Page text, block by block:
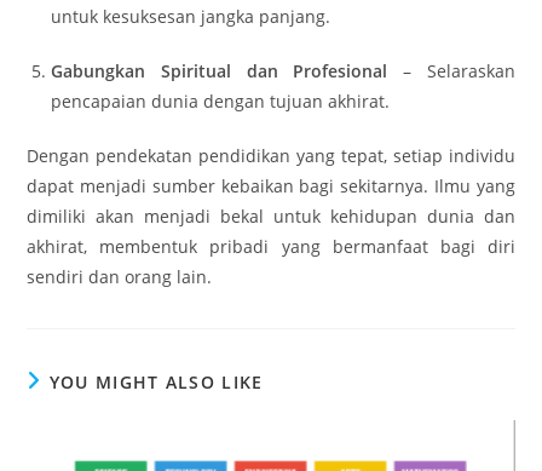
untuk kesuksesan jangka panjang.
Gabungkan Spiritual dan Profesional – Selaraskan
pencapaian dunia dengan tujuan akhirat.
Dengan pendekatan pendidikan yang tepat, setiap individu
dapat menjadi sumber kebaikan bagi sekitarnya. Ilmu yang
dimiliki akan menjadi bekal untuk kehidupan dunia dan
akhirat, membentuk pribadi yang bermanfaat bagi diri
sendiri dan orang lain.
YOU MIGHT ALSO LIKE